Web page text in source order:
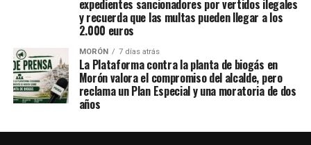
expedientes sancionadores por vertidos ilegales
y recuerda que las multas pueden llegar a los
2.000 euros
MORÓN 7 días atrás
La Plataforma contra la planta de biogás en
Morón valora el compromiso del alcalde, pero
reclama un Plan Especial y una moratoria de dos
años